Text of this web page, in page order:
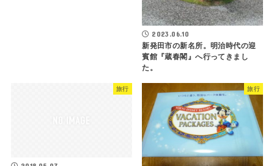
2023.06.10
新発田市の新名所。明治時代の迎
賓館『蔵春閣』へ行ってきまし
た。
旅行 旅行